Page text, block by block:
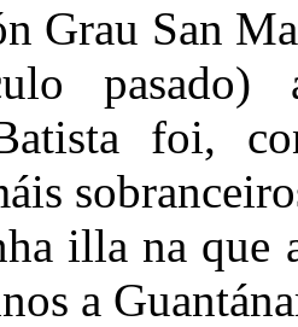
Grau San
pasado)
foi,
illa na que
a